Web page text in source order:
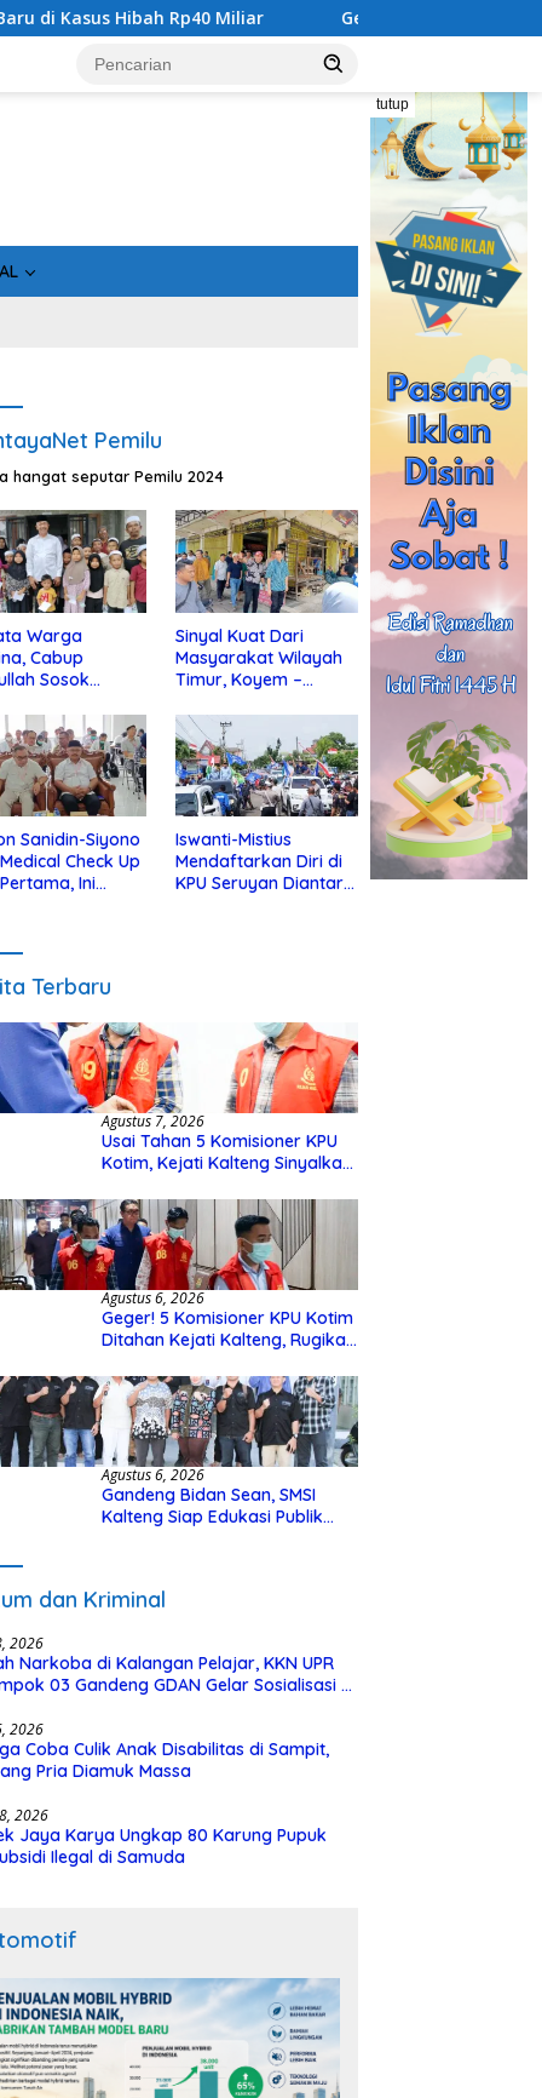
Rp40 Miliar Geger! 5 Komisioner KPU Kotim
tutup
Pemilu
hangat seputar Pemilu 2024
Warga
Cabup
Sosok
Sinyal Kuat Dari
Masyarakat Wilayah
Timur, Koyem –
di Kotim
Sanidin-Siyono
Check Up
Ini
Iswanti-Mistius
Mendaftarkan Diri di
KPU Seruyan Diantar
Terbaru
Agustus 7, 2026
Usai Tahan 5 Komisioner KPU
Kotim, Kejati Kalteng Sinyalkan
Hibah Rp40 Miliar
Agustus 6, 2026
Geger! 5 Komisioner KPU Kotim
Ditahan Kejati Kalteng, Rugikan
Hibah Rp40 Miliar
Agustus 6, 2026
Gandeng Bidan Sean, SMSI
Kalteng Siap Edukasi Publik
dan Kriminal
2026
Narkoba di Kalangan Pelajar, KKN UPR
03 Gandeng GDAN Gelar Sosialisasi di
2026
Coba Culik Anak Disabilitas di Sampit,
Pria Diamuk Massa
2026
Jaya Karya Ungkap 80 Karung Pupuk
Ilegal di Samuda